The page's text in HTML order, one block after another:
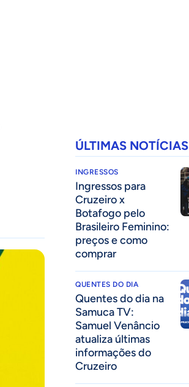
ÚLTIMAS NOTÍCIAS
INGRESSOS
Ingressos para
Cruzeiro x
Botafogo pelo
Brasileiro Feminino:
preços e como
comprar
QUENTES DO DIA
Quentes do dia na
Samuca TV:
Samuel Venâncio
atualiza últimas
informações do
Cruzeiro